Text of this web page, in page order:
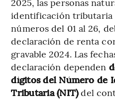
identificación tributaria
números del 01 al 26,
declaración de renta
gravable 2024. Las
declaración dependen
dígitos del Número de
Tributaria (NIT)del